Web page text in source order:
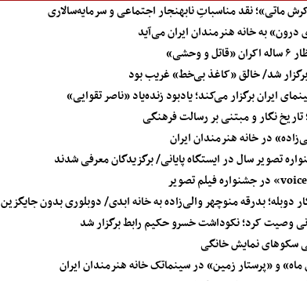
ماتی»؛ نقد مناسباتِ نابهنجار اجتماعی و سرمایه‌سالاری
درون» به خانه هنرمندان ایران می‌آید
برگزار شد/ خالق «کاغذ بی‌خط» غریب بود
ایران برگزار می‌کند؛ یادبود زنده‌یاد «ناصر تقوایی»
تاریخ نگار و مبتنی بر رسالت فرهنگی
در خانه هنرمندان ایران
تصویر سال در ایستگاه پایانی/ برگزیدگان معرفی شدند
دوبله؛ بدرقه منوچهر والی‌زاده به خانه ابدی/ دوبلوری بدون جایگزین
وصیت کرد؛ نکوداشت خسرو حکیم رابط برگزار شد
سکوهای نمایش خانگی
و «پرستار زمین»‏ در سینماتک خانه هنرمندان ایران